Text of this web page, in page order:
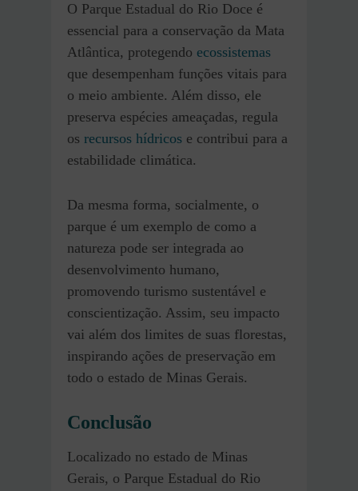
O Parque Estadual do Rio Doce é
essencial para a conservação da Mata
Atlântica, protegendo ecossistemas
que desempenham funções vitais para
o meio ambiente. Além disso, ele
preserva espécies ameaçadas, regula
os recursos hídricos e contribui para a
estabilidade climática.
Da mesma forma, socialmente, o
parque é um exemplo de como a
natureza pode ser integrada ao
desenvolvimento humano,
promovendo turismo sustentável e
conscientização. Assim, seu impacto
vai além dos limites de suas florestas,
inspirando ações de preservação em
todo o estado de Minas Gerais.
Conclusão
Localizado no estado de Minas
Gerais, o Parque Estadual do Rio